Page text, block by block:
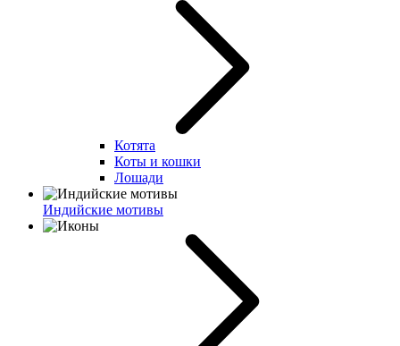
Котята
Коты и кошки
Лошади
Индийские мотивы